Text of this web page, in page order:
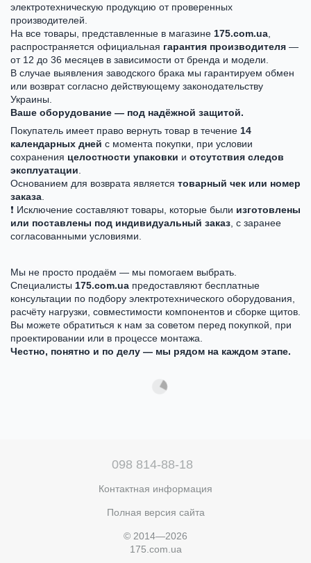
электротехническую продукцию от проверенных
производителей.
На все товары, представленные в магазине 175.com.ua
распространяется официальная гарантия производителя —
от 12 до 36 месяцев в зависимости от бренда и модели.
В случае выявления заводского брака мы гарантируем обмен
или возврат согласно действующему законодательству
Украины.
Ваше оборудование — под надёжной защитой.
Покупатель имеет право вернуть товар в течение 14
календарных дней с момента покупки, при условии
сохранения целостности упаковки и отсутствия следов
эксплуатации
Основанием для возврата является товарный чек или номер
заказа
❗ Исключение составляют товары, которые были изготовлены
или поставлены под индивидуальный заказ , с заранее
согласованными условиями.
Мы не просто продаём — мы помогаем выбрать.
Специалисты 175.com.ua предоставляют бесплатные
консультации по подбору электротехнического оборудования,
расчёту нагрузки, совместимости компонентов и сборке щитов.
Вы можете обратиться к нам за советом перед покупкой, при
проектировании или в процессе монтажа.
Честно, понятно и по делу — мы рядом на каждом этапе.
098 814-88-18
Контактная информация
Полная версия сайта
© 2014—2026
175.com.ua